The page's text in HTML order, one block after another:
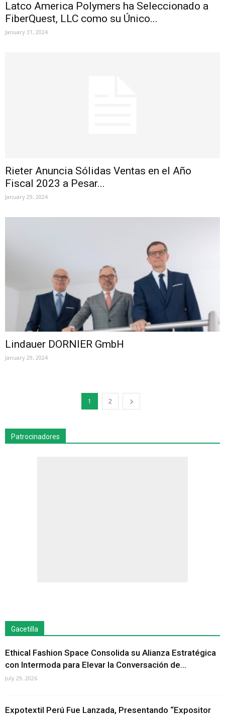
Latco America Polymers ha Seleccionado a
FiberQuest, LLC como su Único...
January 31, 2024
Rieter Anuncia Sólidas Ventas en el Año
Fiscal 2023 a Pesar...
January 29, 2024
Lindauer DORNIER GmbH
January 29, 2024
1 2
Patrocinadores
Gacetilla
Ethical Fashion Space Consolida su Alianza Estratégica
con Intermoda para Elevar la Conversación de...
July 29, 2026
Expotextil Perú Fue Lanzada, Presentando “Expositor